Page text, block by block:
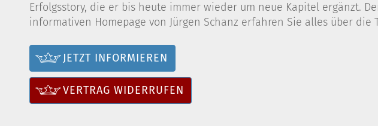
Erfolgsstory, die er bis heute immer wieder um neue Kapitel ergänzt.
informativen Homepage von Jürgen Schanz erfahren Sie alles über
JETZT INFORMIEREN
VERTRAG WIDERRUFEN